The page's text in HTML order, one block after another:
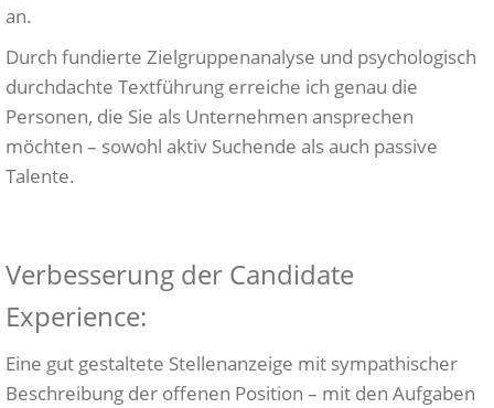
an.
Durch fundierte Zielgruppenanalyse und psychologisch
durchdachte Textführung erreiche ich genau die
Personen, die Sie als Unternehmen ansprechen
möchten – sowohl aktiv Suchende als auch passive
Talente.
Verbesserung der Candidate
Experience:
Eine gut gestaltete Stellenanzeige mit sympathischer
Beschreibung der offenen Position – mit den Aufgaben